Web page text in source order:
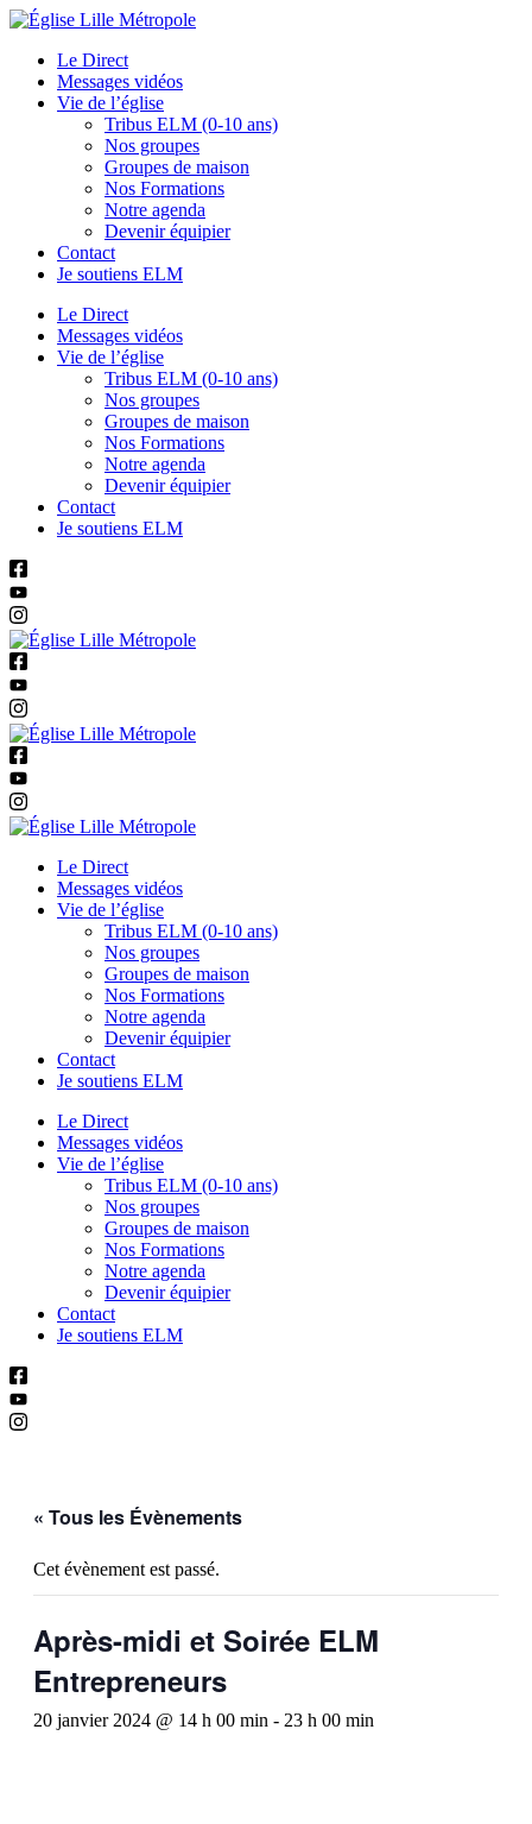
Le Direct
Messages vidéos
Vie de l’église
Tribus ELM (0-10 ans)
Nos groupes
Groupes de maison
Nos Formations
Notre agenda
Devenir équipier
Contact
Je soutiens ELM
Le Direct
Messages vidéos
Vie de l’église
Tribus ELM (0-10 ans)
Nos groupes
Groupes de maison
Nos Formations
Notre agenda
Devenir équipier
Contact
Je soutiens ELM
Le Direct
Messages vidéos
Vie de l’église
Tribus ELM (0-10 ans)
Nos groupes
Groupes de maison
Nos Formations
Notre agenda
Devenir équipier
Contact
Je soutiens ELM
Le Direct
Messages vidéos
Vie de l’église
Tribus ELM (0-10 ans)
Nos groupes
Groupes de maison
Nos Formations
Notre agenda
Devenir équipier
Contact
Je soutiens ELM
« Tous les Évènements
Cet évènement est passé.
Après-midi et Soirée ELM
Entrepreneurs
20 janvier 2024 @ 14 h 00 min - 23 h 00 min